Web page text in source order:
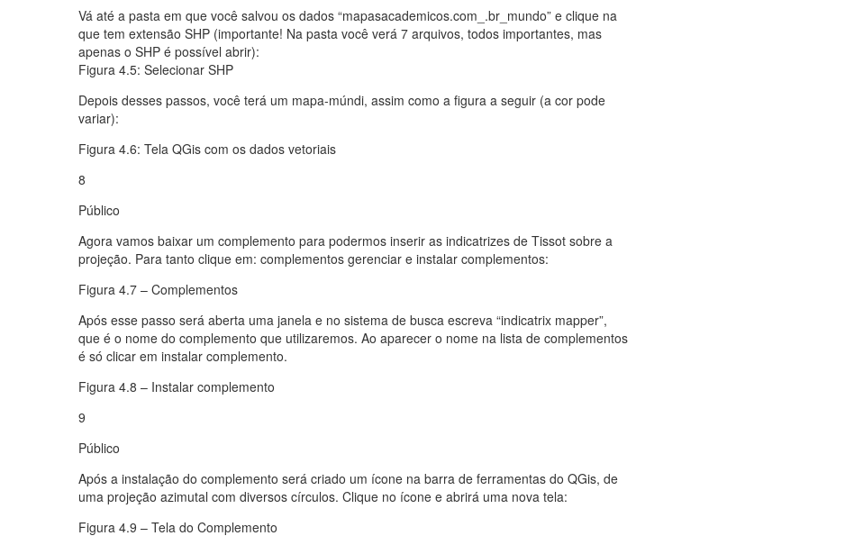
Vá até a pasta em que você salvou os dados “mapasacademicos.com_.br_mundo” e clique na
que tem extensão SHP (importante! Na pasta você verá 7 arquivos, todos importantes, mas
apenas o SHP é possível abrir):
Figura 4.5: Selecionar SHP
Depois desses passos, você terá um mapa-múndi, assim como a figura a seguir (a cor pode
variar):
Figura 4.6: Tela QGis com os dados vetoriais
8
Público
Agora vamos baixar um complemento para podermos inserir as indicatrizes de Tissot sobre a
projeção. Para tanto clique em: complementos gerenciar e instalar complementos:
Figura 4.7 – Complementos
Após esse passo será aberta uma janela e no sistema de busca escreva “indicatrix mapper”,
que é o nome do complemento que utilizaremos. Ao aparecer o nome na lista de complementos
é só clicar em instalar complemento.
Figura 4.8 – Instalar complemento
9
Público
Após a instalação do complemento será criado um ícone na barra de ferramentas do QGis, de
uma projeção azimutal com diversos círculos. Clique no ícone e abrirá uma nova tela:
Figura 4.9 – Tela do Complemento